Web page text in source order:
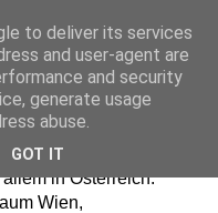
and let
Frisbee- bzw.
in Österreich.
Wien,
to deliver its services
and user-agent are
and security
generate usage
abuse.
GOT IT